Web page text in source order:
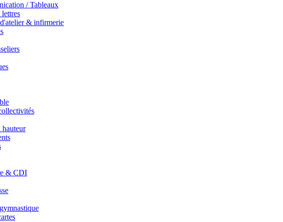
/ Tableaux
& infirmerie
hauteur
& CDI